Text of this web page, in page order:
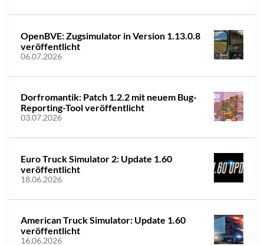
OpenBVE: Zugsimulator in Version 1.13.0.8
veröffentlicht
06.07.2026
Dorfromantik: Patch 1.2.2 mit neuem Bug-
Reporting-Tool veröffentlicht
03.07.2026
Euro Truck Simulator 2: Update 1.60
veröffentlicht
18.06.2026
American Truck Simulator: Update 1.60
veröffentlicht
16.06.2026